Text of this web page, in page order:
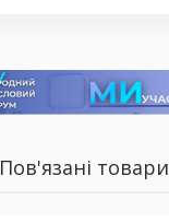
Пов'язані товари